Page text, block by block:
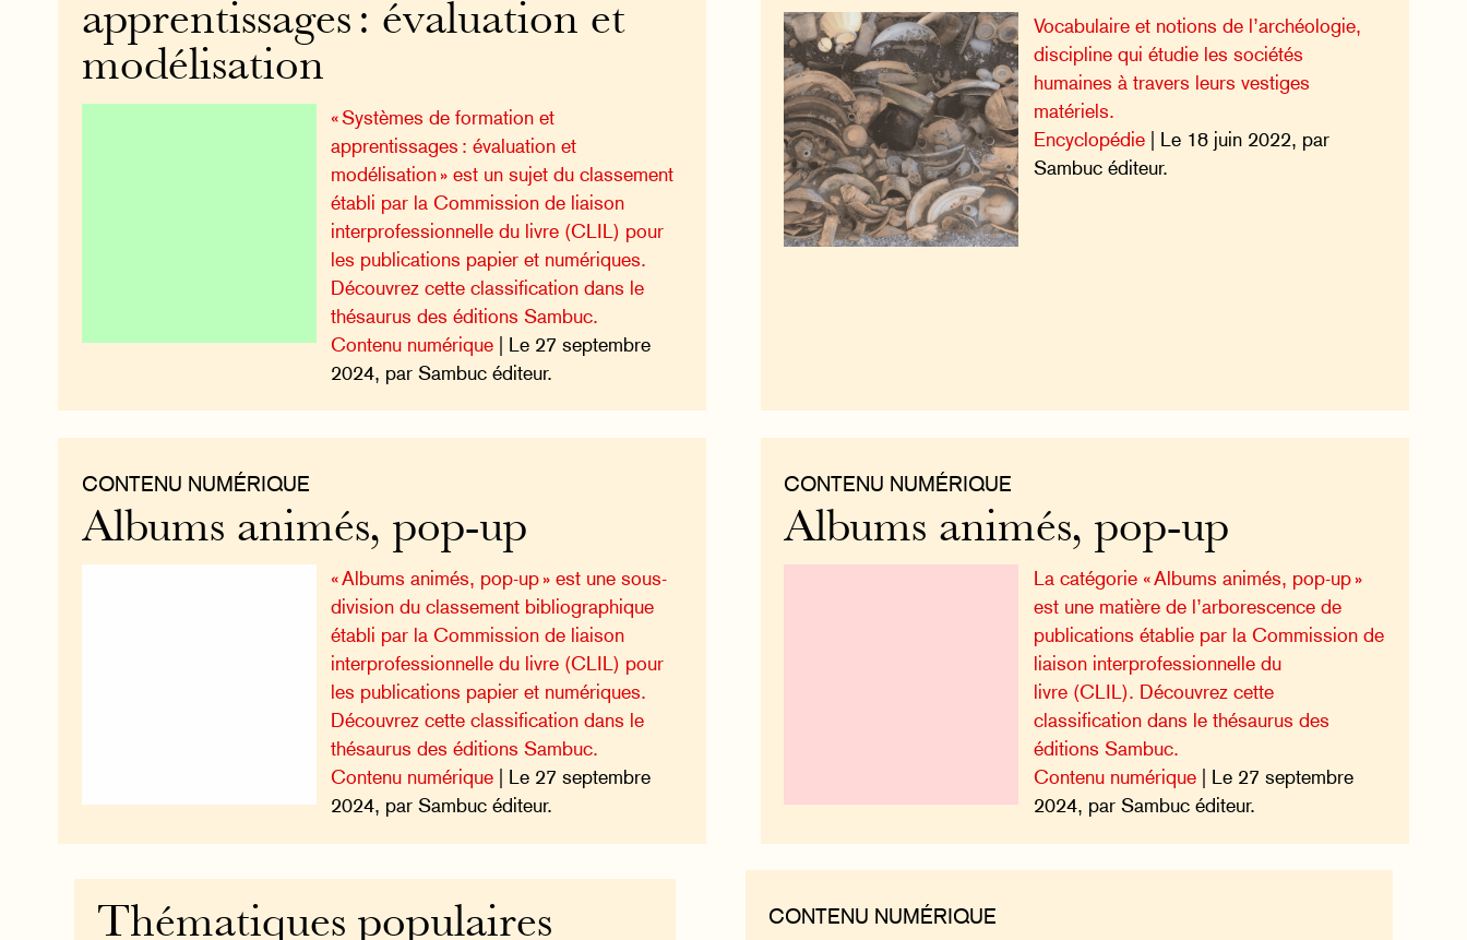
Vocabulaire et notions de l’archéologie,
discipline qui étudie les sociétés
humaines à travers leurs vestiges
matériels.
Encyclopédie| Le 18 juin 2022, par
Sambuc éditeur.
apprentissages : évaluation et
modélisation
« Systèmes de formation et
apprentissages : évaluation et
modélisation » est un sujet du classement
établi par la Commission de liaison
interprofessionnelle du livre (CLIL) pour
les publications papier et numériques.
Découvrez cette classification dans le
thésaurus des éditions Sambuc.
Contenu numérique | Le 27 septembre
2024, par Sambuc éditeur.
CONTENU NUMÉRIQUE
Albums animés, pop-up
La catégorie « Albums animés, pop-up »
est une matière de l’arborescence de
publications établie par la Commission de
liaison interprofessionnelle du
livre (CLIL). Découvrez cette
classification dans le thésaurus des
éditions Sambuc.
Contenu numérique| Le 27 septembre
2024, par Sambuc éditeur.
CONTENU NUMÉRIQUE
Albums animés, pop-up
« Albums animés, pop-up » est une sous-
division du classement bibliographique
établi par la Commission de liaison
interprofessionnelle du livre (CLIL) pour
les publications papier et numériques.
Découvrez cette classification dans le
thésaurus des éditions Sambuc.
Contenu numérique | Le 27 septembre
2024, par Sambuc éditeur.
CONTENU NUMÉRIQUE
Thématiques populaires